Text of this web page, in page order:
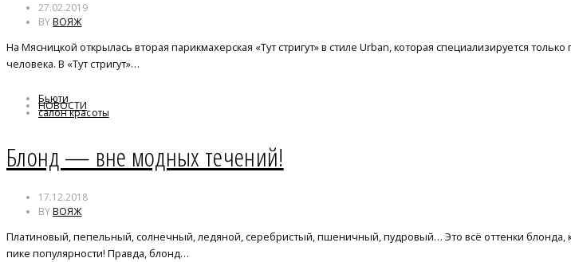
27.02.2019
BYВОЯЖ
На Мясницкой открылась вторая парикмахерская «Тут стригут» в стиле Urban, которая специализируется
человека. В «Тут стригут»…
НОВОСТИ
Бьюти
салон красоты
Блонд — вне модных течений!
17.12.2018
BYВОЯЖ
Платиновый, пепельный, солнечный, ледяной, серебристый, пшеничный, пудровый… Это всё оттенки блонда,
пике популярности! Правда, блонд…